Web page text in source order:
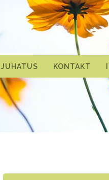
JUHATUS KONTAKT